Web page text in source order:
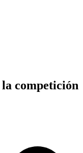
competición